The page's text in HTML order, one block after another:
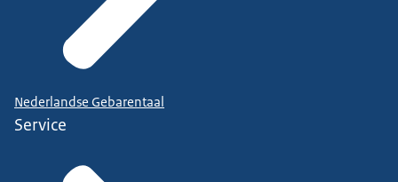
Nederlandse Gebarentaal
Service